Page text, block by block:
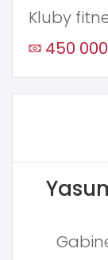
Kluby
450 000